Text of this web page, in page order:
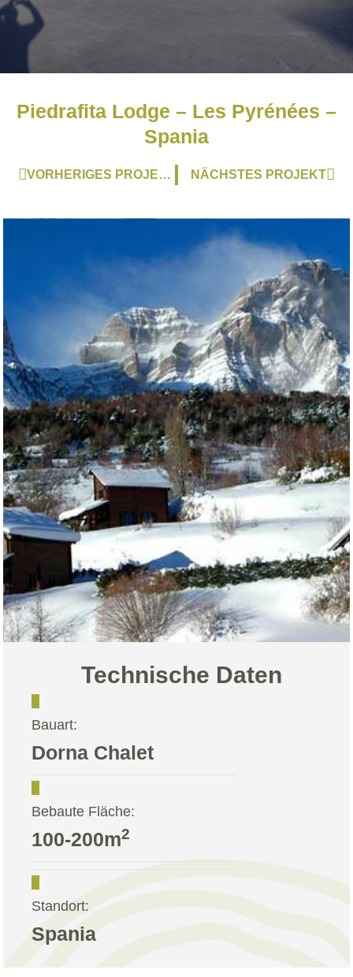
Piedrafita Lodge – Les Pyrénées –
Spania
Zurück VORHERIGES PROJEKT NÄCHSTES PROJEKT
Technische Daten
Bauart:
Dorna Chalet
Bebaute Fläche:
100-200m2
Standort:
Spania